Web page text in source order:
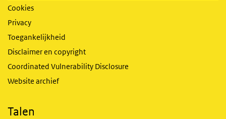
Cookies
Privacy
Toegankelijkheid
Disclaimer en copyright
Coordinated Vulnerability Disclosure
Website archief
Talen